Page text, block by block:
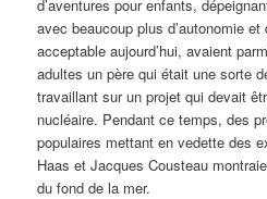
d’aventures pour enfants,
avec beaucoup plus d’autonomie et
acceptable aujourd’hui, avaient
adultes un père qui était une sorte
travaillant sur un projet qui devait
nucléaire. Pendant ce temps, des
populaires mettant en vedette des
Haas et Jacques Cousteau
du fond de la mer.